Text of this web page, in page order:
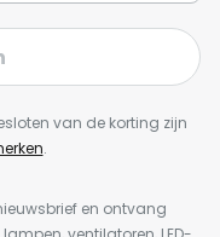
van de korting zijn
.
en ontvang